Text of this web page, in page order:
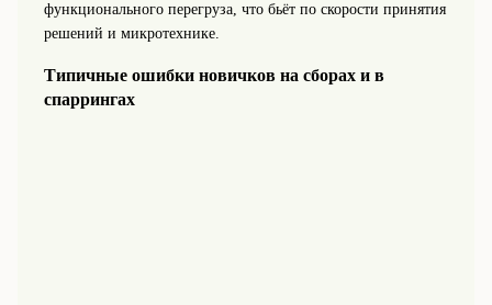
функционального перегруза, что бьёт по скорости принятия
решений и микротехнике.
Типичные ошибки новичков на сборах и в
спаррингах